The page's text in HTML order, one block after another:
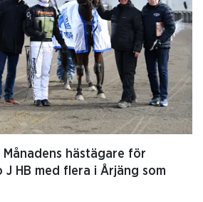
hästägare för
J HB med flera i Årjäng som